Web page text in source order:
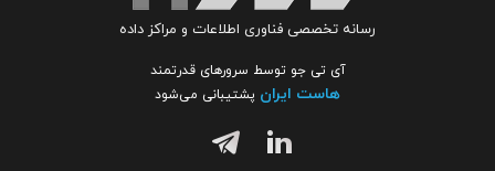
رسانه تخصصی فناوری اطلاعات و مراکز داده
آی تی جو توسط سرورهای قدرتمند
هاست ایران پشتیبانی می‌شود